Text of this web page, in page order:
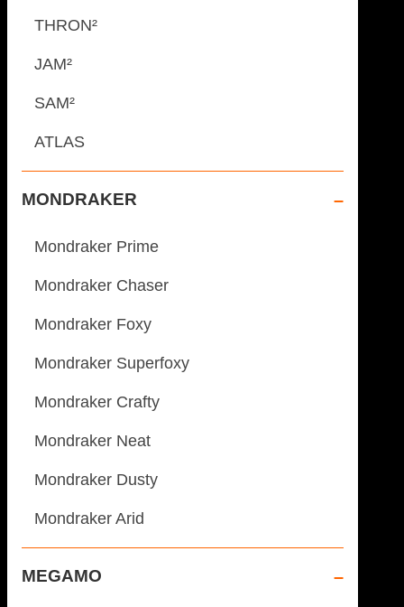
THRON²
JAM²
SAM²
ATLAS
MONDRAKER
Mondraker Prime
Mondraker Chaser
Mondraker Foxy
Mondraker Superfoxy
Mondraker Crafty
Mondraker Neat
Mondraker Dusty
Mondraker Arid
MEGAMO